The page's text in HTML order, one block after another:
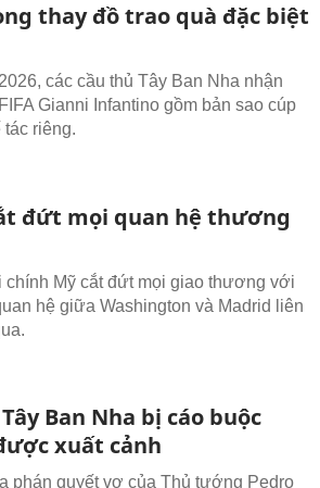
thay đồ trao quà đặc biệt
các cầu thủ Tây Ban Nha nhận
Gianni Infantino gồm bản sao cúp
riêng.
đứt mọi quan hệ thương
chính Mỹ cắt đứt mọi giao thương với
hệ giữa Washington và Madrid liên
Ban Nha bị cáo buộc
xuất cảnh
phán quyết vợ của Thủ tướng Pedro